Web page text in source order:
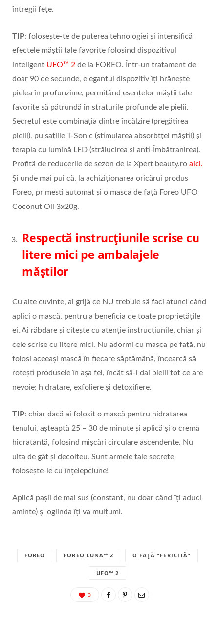
întregii fețe.
TIP: folosește-te de puterea tehnologiei și intensifică
efectele măștii tale favorite folosind dispozitivul
inteligent UFO™ 2 de la FOREO. Într-un tratament de
doar 90 de secunde, elegantul dispozitiv îți hrănește
pielea în profunzime, permițând esențelor măștii tale
favorite să pătrundă în straturile profunde ale pielii.
Secretul este combinația dintre încălzire (pregătirea
pielii), pulsațiile T-Sonic (stimularea absorbtței măștii) și
terapia cu lumină LED (strălucirea și anti-Îmbătranirea).
Profită de reducerile de sezon de la Xpert beauty.ro aici.
Și unde mai pui că, la achiziționarea oricărui produs
Foreo, primesti automat și o masca de față Foreo UFO
Coconut Oil 3x20g.
Respectă instrucțiunile scrise cu
litere mici pe ambalajele
măștilor
Cu alte cuvinte, ai grijă ce NU trebuie să faci atunci când
aplici o mască, pentru a beneficia de toate proprietățile
ei. Ai răbdare și citește cu atenție instrucțiunile, chiar și
cele scrise cu litere mici. Nu adormi cu masca pe față, nu
folosi aceeași mască în fiecare săptămână, încearcă să
rotești produsele în așa fel, încât să-i dai pielii tot ce are
nevoie: hidratare, exfoliere și detoxifiere.
TIP: chiar dacă ai folosit o mască pentru hidratarea
tenului, așteaptă 25 – 30 de minute și aplică și o cremă
hidratantă, folosind mișcări circulare ascendente. Nu
uita de gât și decolteu. Sunt armele tale secrete,
folosește-le cu înțelepciune!
Aplică pașii de mai sus (constant, nu doar când îți aduci
aminte) și oglinda îți va mulțumi.
FOREO FOREO LUNA™ 2 O FAȚĂ “FERICITĂ”
UFO™ 2
0